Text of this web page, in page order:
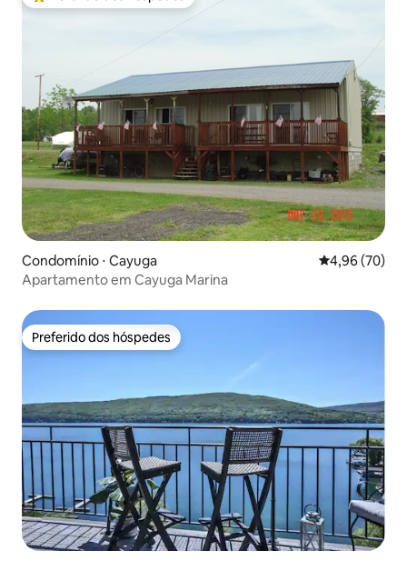
Entre os melhores preferidos dos hóspedes
Condomínio ⋅ Cayuga 4,96 de uma
4,96 (70)
Apartamento em Cayuga Marina
Preferido dos hóspedes
Preferido dos hóspedes